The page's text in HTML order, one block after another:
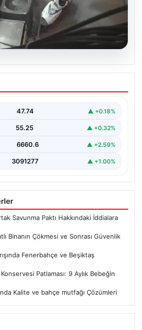
4 Katlı Binanın Çökmesi
Önlemleri
yetkilileri korkutan anlara sahne oldu.
47.74 ▲ +0.18%
55.25 ▲ +0.32%
6660.6 ▲ +2.59%
3091277 ▲ +1.00%
Savunma Paktı Hakkındaki İddialara
Binanın Çökmesi ve Sonrası Güvenlik
Fenerbahçe ve Beşiktaş
Patlaması: 9 Aylık Bebeğin
Kalite ve bahçe mutfağı Çözümleri